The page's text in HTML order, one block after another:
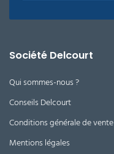
Société Delcourt
Qui sommes-nous ?
Conseils Delcourt
Conditions générale de vente
Mentions légales